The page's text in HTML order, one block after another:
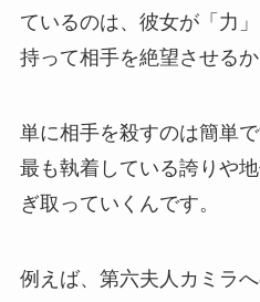
ているのは、彼女が「力
持って相手を絶望させるか
単に相手を殺すのは簡単
最も執着している誇りや
ぎ取っていくんです。
例えば、第六夫人カミラ